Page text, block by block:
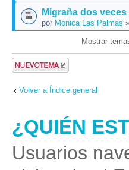
Migraña dos veces
por Monica Las Palmas
Mostrar
Publicar un
nuevo tema
Volver a Índice general
¿QUIÉN
Usuarios